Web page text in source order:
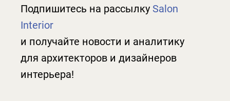
Подпишитесь на рассылку Salon
Interior
и получайте новости и аналитику
для архитекторов и дизайнеров
интерьера!